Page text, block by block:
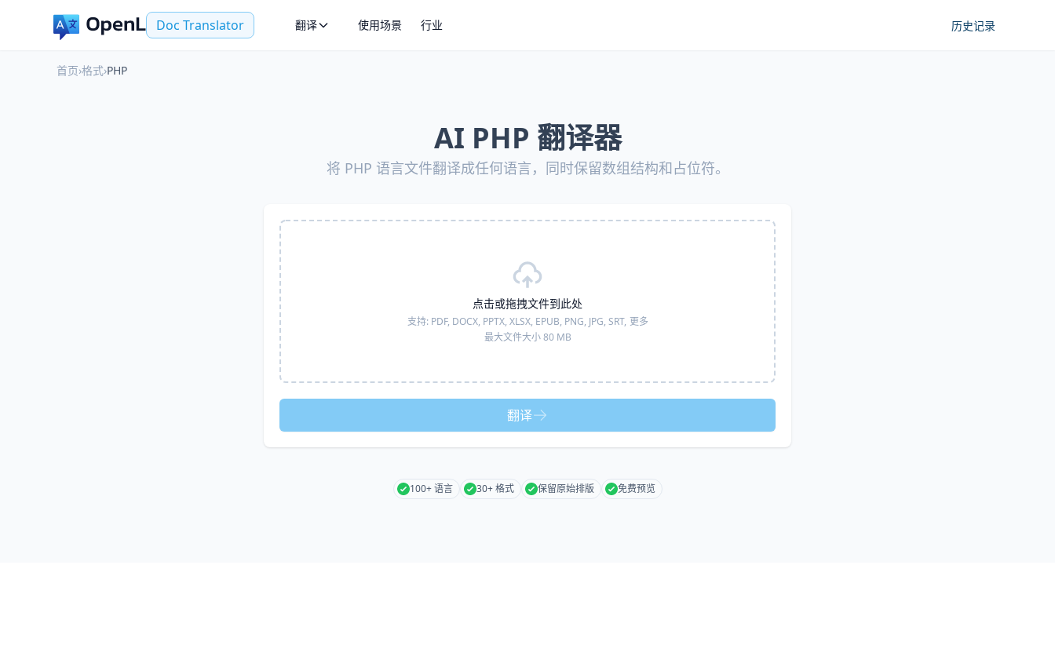
Doc Translator 翻译 使用场景 行业 历史记录
首页›格式›PHP
AI PHP 翻译器
将 PHP 语言文件翻译成任何语言，同时保留数组结构和占位符。
点击或拖拽文件到此处
支持: PDF, DOCX, PPTX, XLSX, EPUB, PNG, JPG, SRT, 更多
最大文件大小 80 MB
翻译
100+ 语言 30+ 格式 保留原始排版 免费预览